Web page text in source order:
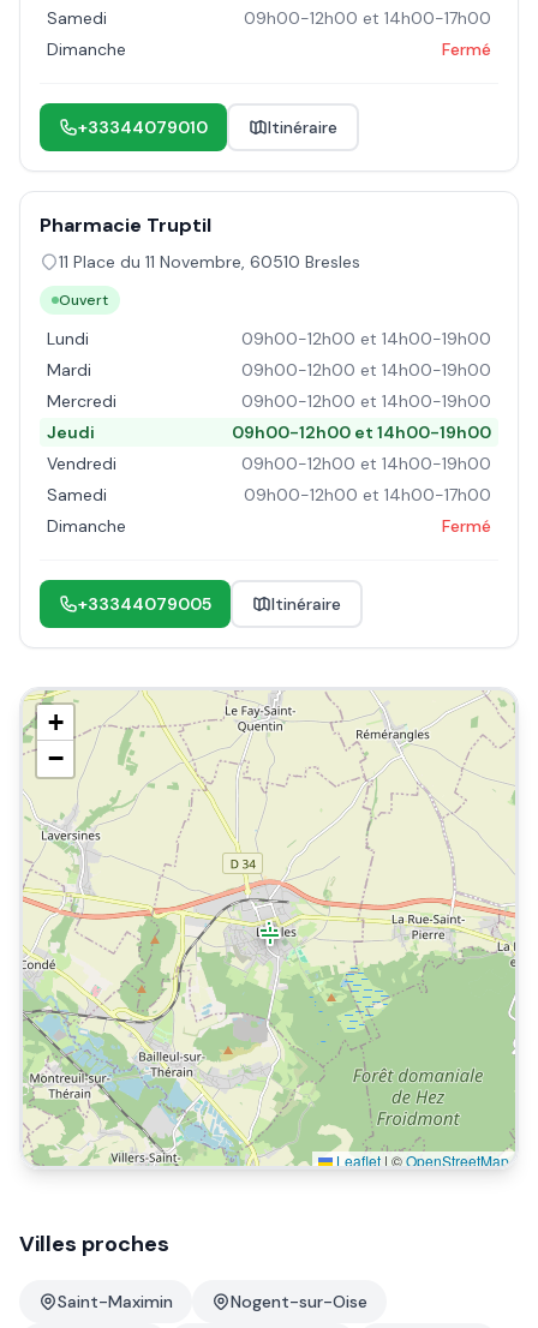
Samedi
09h00-12h00 et 14h00-17h00
Dimanche
Fermé
+33344079010 Itinéraire
Pharmacie Truptil
11 Place du 11 Novembre, 60510 Bresles
Ouvert
Lundi
09h00-12h00 et 14h00-19h00
Mardi
09h00-12h00 et 14h00-19h00
Mercredi
09h00-12h00 et 14h00-19h00
Jeudi
09h00-12h00 et 14h00-19h00
Vendredi
09h00-12h00 et 14h00-19h00
Samedi
09h00-12h00 et 14h00-17h00
Dimanche
Fermé
+33344079005 Itinéraire
+
−
Leaflet | ©OpenStreetMap
Villes proches
Saint-Maximin Nogent-sur-Oise